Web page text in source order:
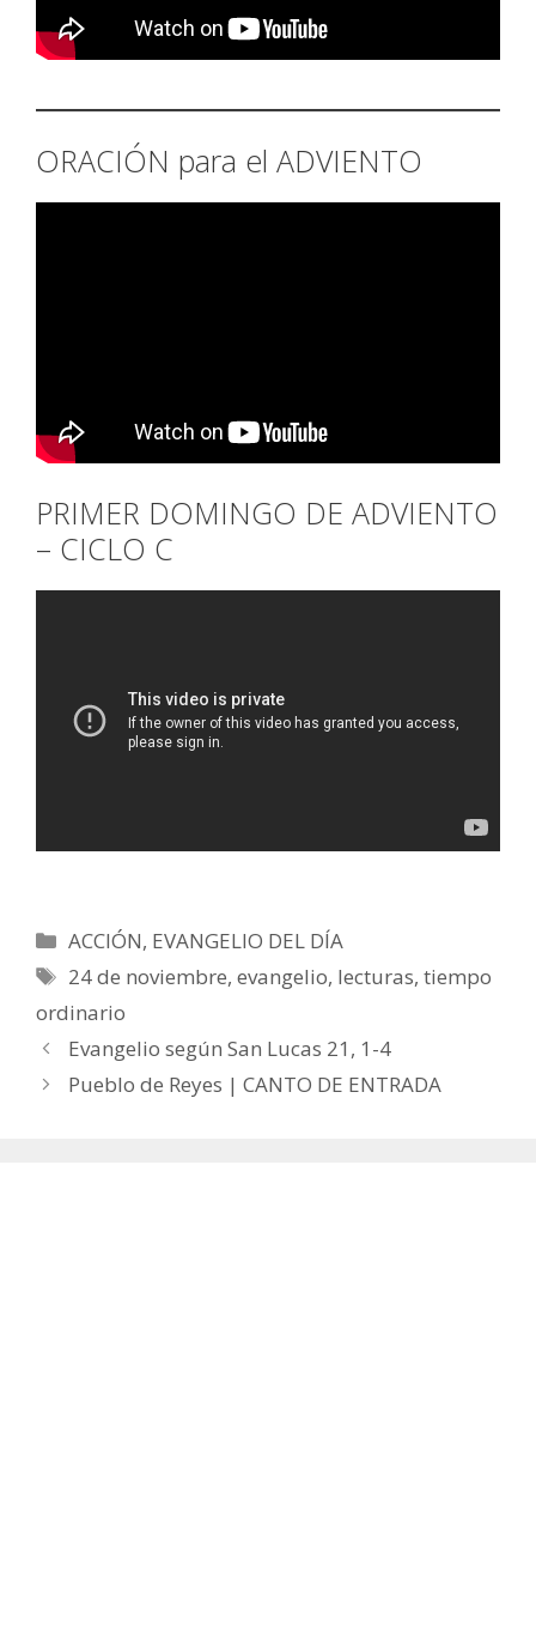
ORACIÓN para el ADVIENTO
PRIMER DOMINGO DE ADVIENTO
– CICLO C
Categorías
ACCIÓN, EVANGELIO DEL DÍA
Etiquetas
24 de noviembre,evangelio, lecturas,tiempo
ordinario
Evangelio según San Lucas 21, 1-4
Pueblo de Reyes | CANTO DE ENTRADA